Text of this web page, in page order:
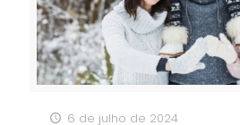
6 de julho de 2024